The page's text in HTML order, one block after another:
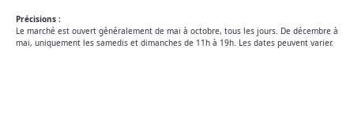
Précisions :
Le marché est ouvert généralement de mai à octobre, tous les jours. De décembre à
mai, uniquement les samedis et dimanches de 11h à 19h. Les dates peuvent varier.